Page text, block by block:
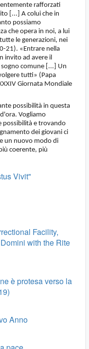
rafforzati
[...] A colui che in
possiamo
che opera in noi, a lui
le generazioni, nei
21). «Entrare nella
invito ad avere il
comune [...] Un
tutti» (Papa
Giornata Mondiale
possibilità in questa
Vogliamo
possibilità e trovando
dei giovani ci
un nuovo modo di
coerente, più
Vivit"
Facility,
with the Rite
è protesa verso la
Anno